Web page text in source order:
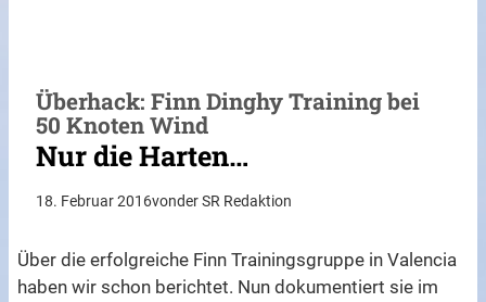
Überhack: Finn Dinghy Training bei
50 Knoten Wind
Nur die Harten…
18. Februar 2016vonder SR Redaktion
Über die erfolgreiche Finn Trainingsgruppe in Valencia
haben wir schon berichtet. Nun dokumentiert sie im